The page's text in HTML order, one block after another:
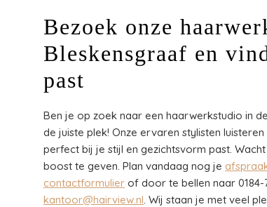
Bezoek onze
Bleskensgraaf en
past
Ben je op zoek naar een haarwerkstudio in
de juiste plek! Onze ervaren stylisten
perfect bij je stijl en gezichtsvorm past.
boost te geven. Plan vandaag nog je
contactformulier of door te bellen naar
kantoor@hairview.nl. Wij staan je met veel